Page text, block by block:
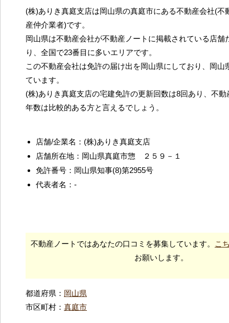
(株)ありき真庭支店は岡山県の真庭市にある不動産会社(不
産仲介業者)です。
岡山県は不動産会社が不動産ノートに掲載されている店舗
り、全国で23番目に多いエリアです。
この不動産会社は免許の届け出を岡山県にしており、岡山
ています。
(株)ありき真庭支店の宅建免許の更新回数は8回あり、不
年数は比較的ある方と言えるでしょう。
店舗/企業名：(株)ありき真庭支店
店舗所在地：岡山県真庭市惣 ２５９－１
免許番号：岡山県知事(8)第2955号
代表者名：-
不動産ノートではあなたの口コミを募集しています。
こ
お願いします。
都道府県： 岡山県
市区町村： 真庭市